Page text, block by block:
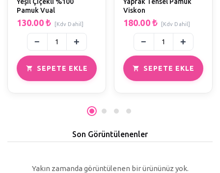
SEPETE EKLE
Pamuk Vual
130.00 ₺ [Kdv Dahil]
SEPETE EKLE
Viskon
180.00 ₺ [Kdv Dahil]
Son Görüntülenenler
Yakın zamanda görüntülenen bir ürününüz yok.